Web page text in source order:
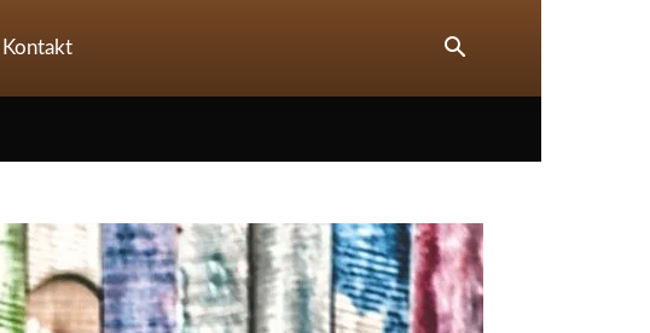
Kontakt